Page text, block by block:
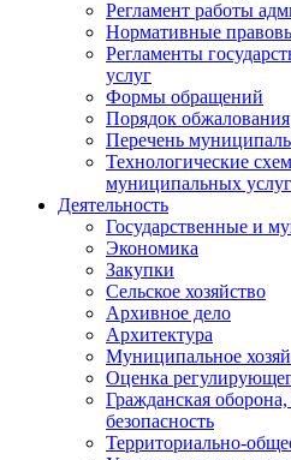
Регламент работы
Нормативные
Регламенты
услуг
Формы обращений
Порядок обжалования
Перечень
Технологические
муниципальных услуг
Деятельность
Государственные и
Экономика
Закупки
Сельское хозяйство
Архивное дело
Архитектура
Муниципальное
Оценка
Гражданская
безопасность
Территориально-